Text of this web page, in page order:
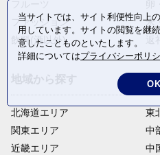
ファッション
米
飲料(酒以外)
北海道エリア
関東エリア
近畿エリア
東
中
中
当サイトでは、サイト利便性向上
用しています。サイトの閲覧を継
意したことものといたします。
詳細についてはプライバシーポリ
OK